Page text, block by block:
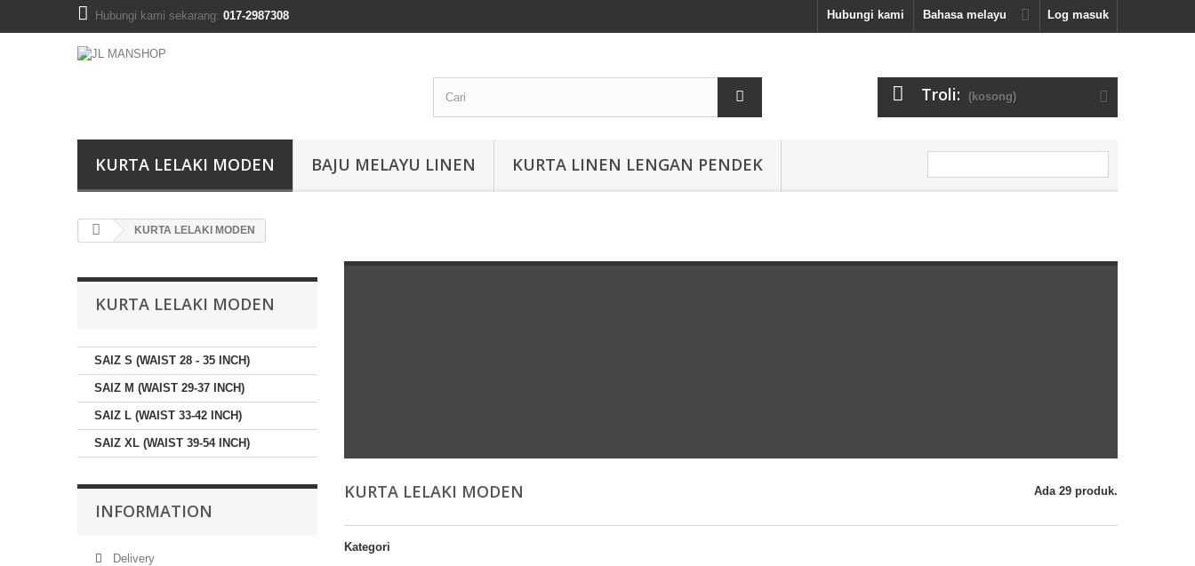
Log masuk
Bahasa melayu
Hubungi kami
Hubungi kami sekarang: 017-2987308
Troli: (kosong)
KURTA LELAKI MODEN BAJU MELAYU LINEN KURTA LINEN LENGAN PENDEK
KURTA LELAKI MODEN
KURTA LELAKI MODEN
SAIZ S (WAIST 28 - 35 INCH)
SAIZ M (WAIST 29-37 INCH)
SAIZ L (WAIST 33-42 INCH)
SAIZ XL (WAIST 39-54 INCH)
INFORMATION
Delivery
KURTA LELAKI MODEN Ada 29 produk.
Kategori